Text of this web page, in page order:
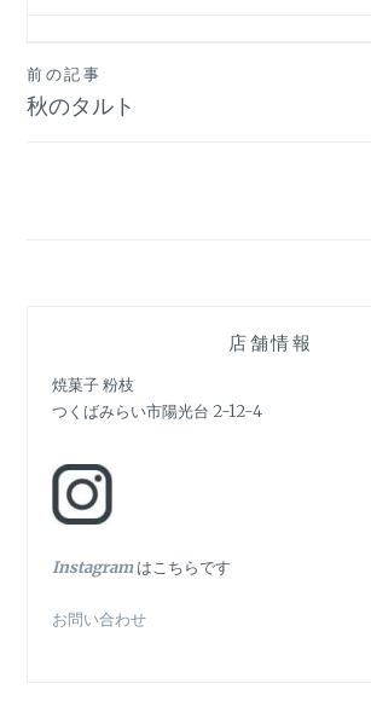
投
稿
ョ
ン
前の記事
秋のタルト
店舗情報
焼菓子 粉枝
つくばみらい市陽光台 2-12-4
Instagramはこちらです
お問い合わせ